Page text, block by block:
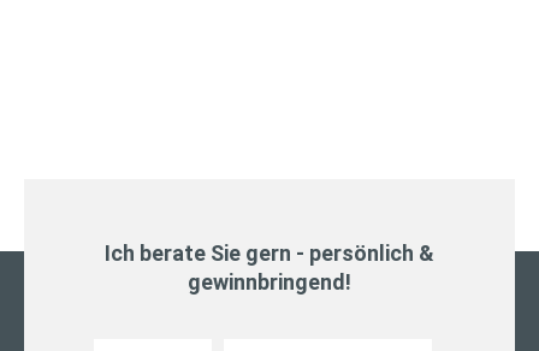
Ich berate Sie gern - persönlich &
gewinnbringend!